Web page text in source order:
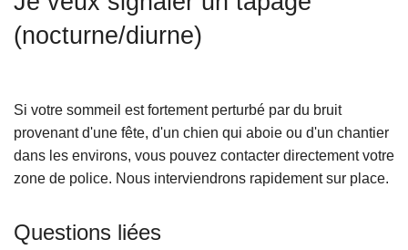
(nocturne/diurne)
Si votre sommeil est fortement perturbé par du bruit
provenant d'une fête, d'un chien qui aboie ou d'un chantier
dans les environs, vous pouvez contacter directement votre
zone de police. Nous interviendrons rapidement sur place.
Questions liées